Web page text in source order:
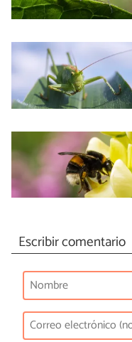
Escribir comentario